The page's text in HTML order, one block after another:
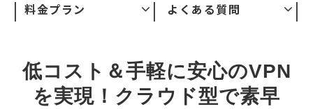
料金プラン
よくある質問
低コスト＆手軽に安心のVPN
を実現！ クラウド型で素早